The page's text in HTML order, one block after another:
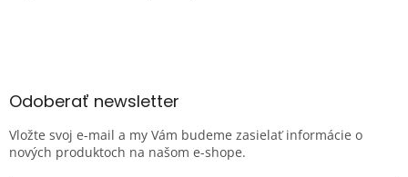
Odoberať newsletter
Vložte svoj e-mail a my Vám budeme zasielať informácie o
nových produktoch na našom e-shope.